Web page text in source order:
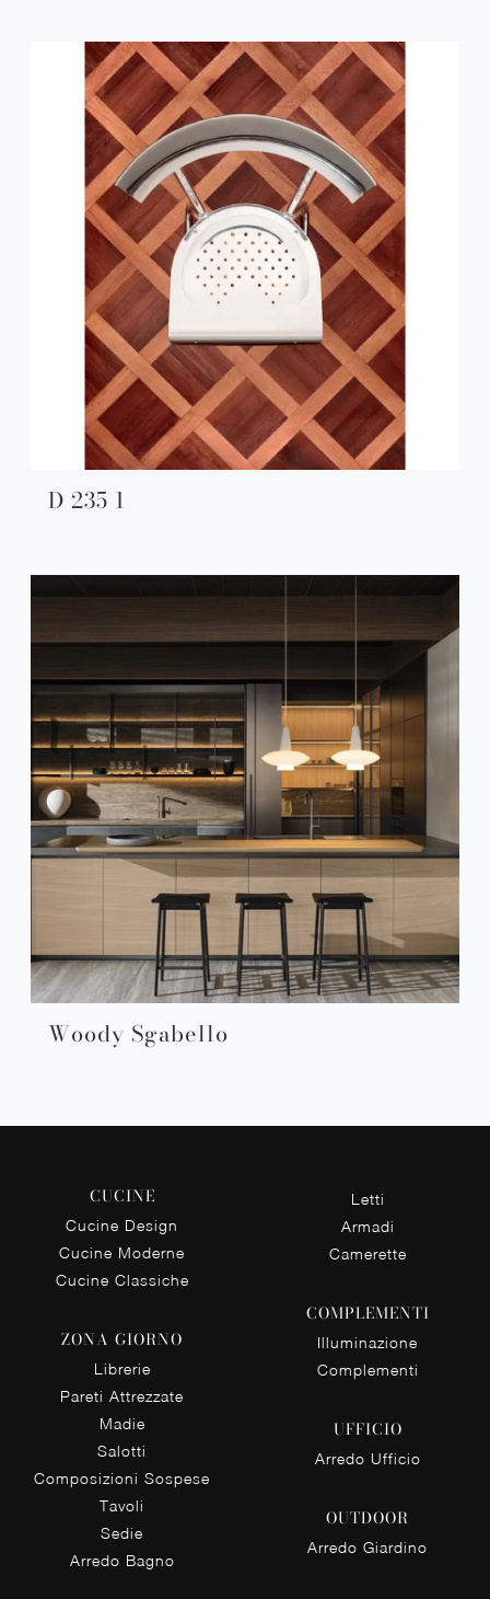
D 235 1
Woody Sgabello
CUCINE
Cucine Design
Cucine Moderne
Cucine Classiche
ZONA GIORNO
Librerie
Pareti Attrezzate
Madie
Salotti
Composizioni Sospese
Tavoli
Sedie
Arredo Bagno
Letti
Armadi
Camerette
COMPLEMENTI
Illuminazione
Complementi
UFFICIO
Arredo Ufficio
OUTDOOR
Arredo Giardino